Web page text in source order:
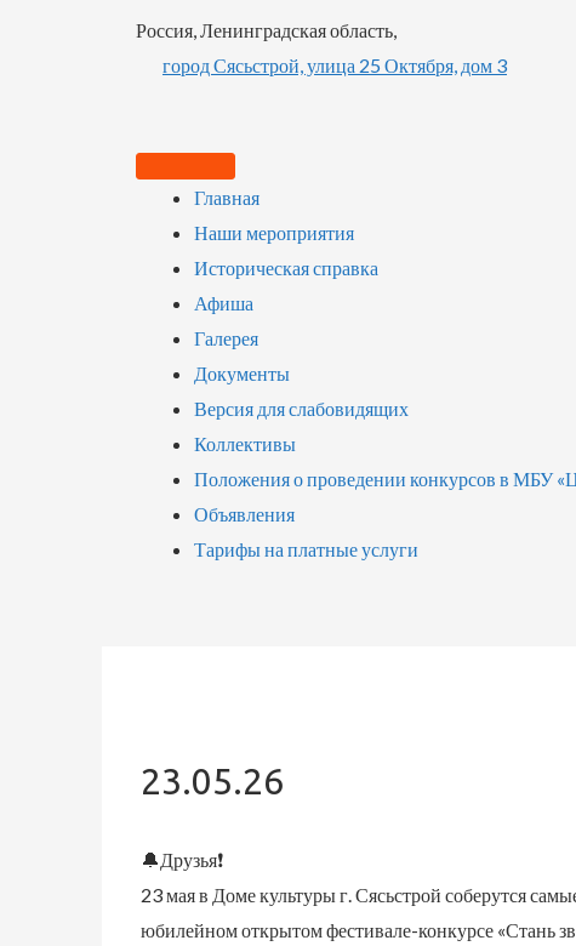
Россия, Ленинградская область,
город Сясьстрой, улица 25 Октября, дом 3
Главная
Наши мероприятия
Историческая справка
Афиша
Галерея
Документы
Версия для слабовидящих
Коллективы
Положения о проведении конкурсов в МБУ
Объявления
Тарифы на платные услуги
23.05.26
🔔Друзья❗
23 мая в Доме культуры г. Сясьстрой соберутся
юбилейном открытом фестивале-конкурсе «Стань